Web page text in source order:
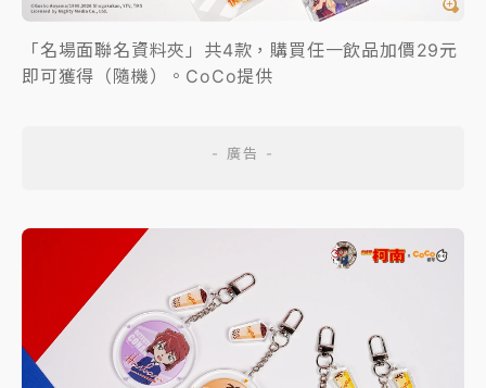
「名場面聯名資料夾」共4款，購買任一飲品加價29元
即可獲得（隨機）。CoCo提供